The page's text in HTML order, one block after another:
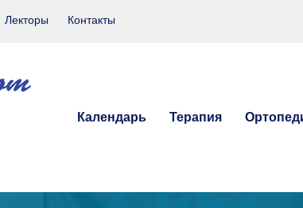
Лекторы Контакты
Календарь Терапия